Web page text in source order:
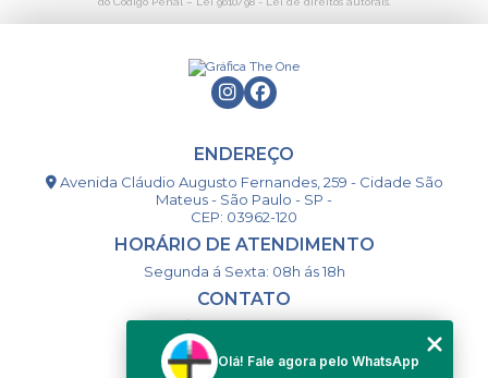
ENDEREÇO
Avenida Cláudio Augusto Fernandes, 259 - Cidade São
Mateus - São Paulo - SP -
CEP: 03962-120
HORÁRIO DE ATENDIMENTO
Segunda á Sexta: 08h ás 18h
CONTATO
(11) 98993-9556
Olá! Fale agora pelo WhatsApp